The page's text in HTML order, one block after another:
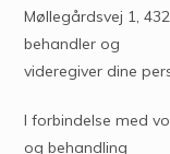
Møllegårdsvej 1,
behandler og
videregiver dine
I forbindelse med
og behandling